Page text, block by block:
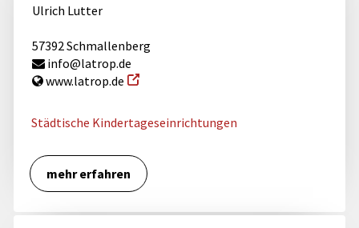
Ulrich Lutter
57392 Schmallenberg
info@latrop.de
www.latrop.de
Städtische Kindertageseinrichtungen
mehr erfahren